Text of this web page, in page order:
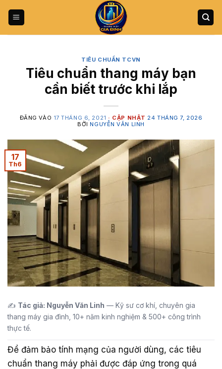
qua
TIÊU CHUẨN TCVN
Tiêu chuẩn thang máy bạn
cần biết trước khi lắp
ĐĂNG VÀO 17 THÁNG 6, 2021
24 THÁNG 7, 2026
BỞI NGUYỄN VĂN LINH
17
Th6
✍️ Tác giả: Nguyễn Văn Linh — Kỹ sư cơ khí, chuyên gia
thang máy gia đình, 10+ năm kinh nghiệm & 500+ công trình
thực tế.
Để đảm bảo tính mạng của người dùng, các tiêu
chuẩn thang máy phải được đáp ứng trong quá